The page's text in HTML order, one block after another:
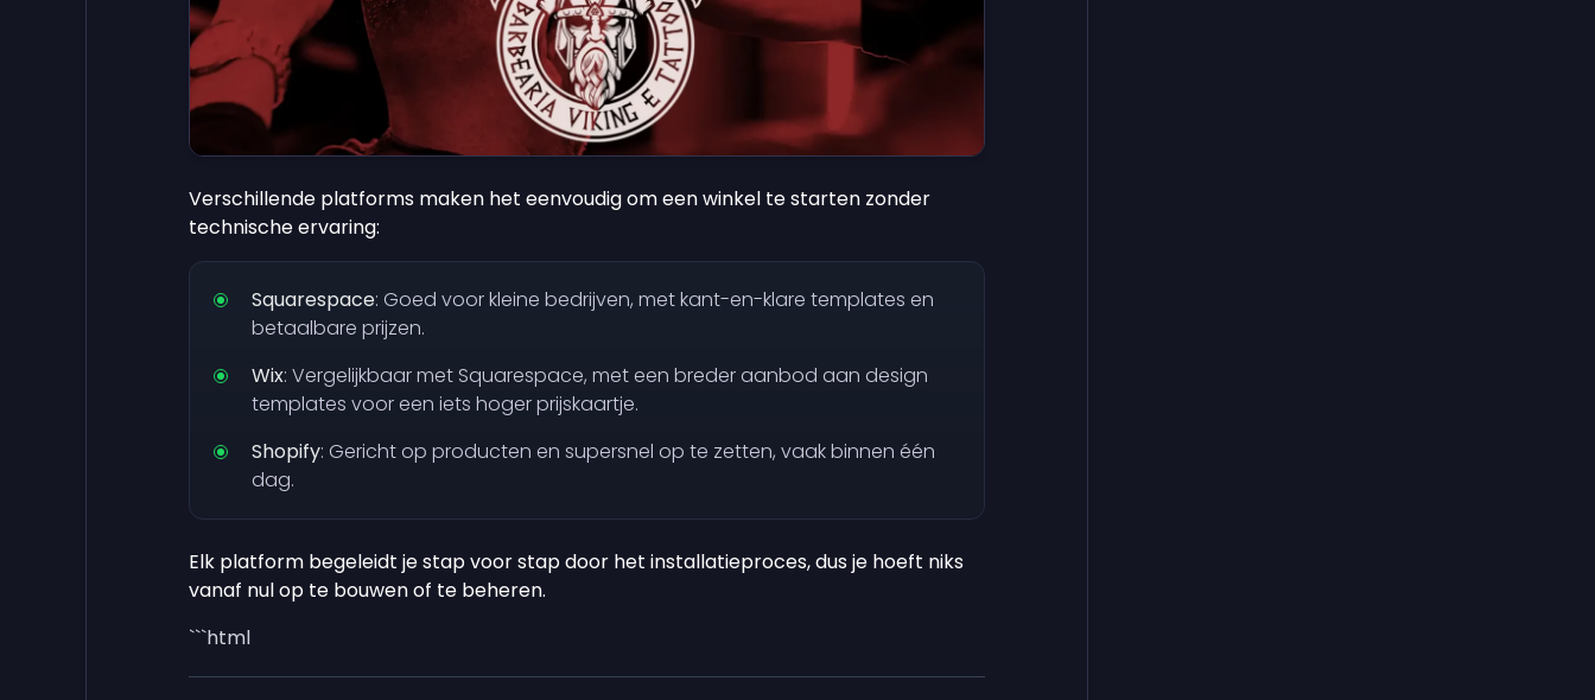
Verschillende platforms maken het eenvoudig om een winkel te starten zonder
technische ervaring:
Squarespace: Goed voor kleine bedrijven, met kant-en-klare templates en
betaalbare prijzen.
Wix: Vergelijkbaar met Squarespace, met een breder aanbod aan design
templates voor een iets hoger prijskaartje.
Shopify: Gericht op producten en supersnel op te zetten, vaak binnen één
dag.
Elk platform begeleidt je stap voor stap door het installatieproces, dus je hoeft niks
vanaf nul op te bouwen of te beheren.
```html